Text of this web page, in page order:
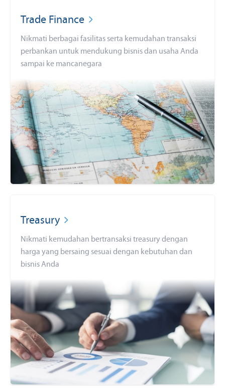
Trade Finance
Nikmati berbagai fasilitas serta kemudahan transaksi
perbankan untuk mendukung bisnis dan usaha Anda
sampai ke mancanegara
Treasury
Nikmati kemudahan bertransaksi treasury dengan
harga yang bersaing sesuai dengan kebutuhan dan
bisnis Anda